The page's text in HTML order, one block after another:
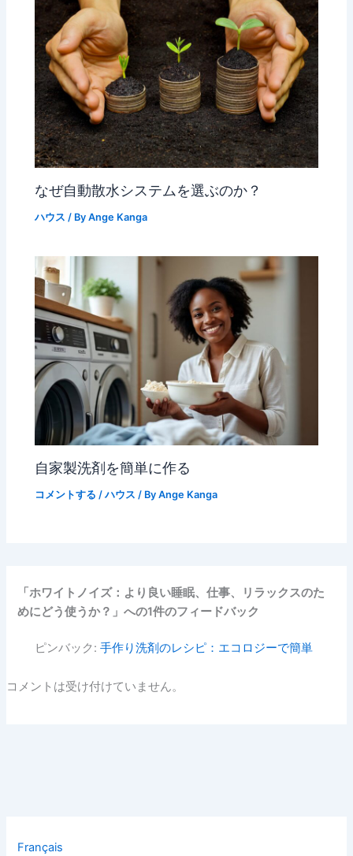
なぜ自動散水システムを選ぶのか？
ハウス / ByAnge Kanga
自家製洗剤を簡単に作る
コメントする /ハウス / ByAnge Kanga
「ホワイトノイズ：より良い睡眠、仕事、リラックスのた
めにどう使うか？」への1件のフィードバック
ピンバック:手作り洗剤のレシピ：エコロジーで簡単
コメントは受け付けていません。
Français